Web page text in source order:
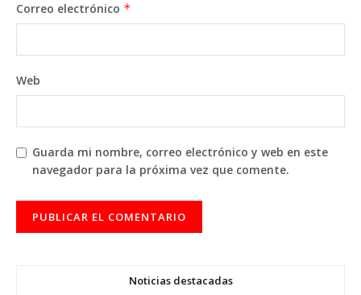
Correo electrónico *
Web
Guarda mi nombre, correo electrónico y web en este
navegador para la próxima vez que comente.
Noticias destacadas